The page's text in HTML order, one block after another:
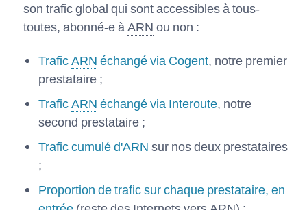
son trafic global qui sont accessibles à tous-
toutes, abonné-e àARN ou non :
TraficARN échangé via Cogent, notre premier
prestataire ;
TraficARN échangé via Interoute, notre
second prestataire ;
Trafic cumulé d'ARN sur nos deux prestataires
;
Proportion de trafic sur chaque prestataire, en